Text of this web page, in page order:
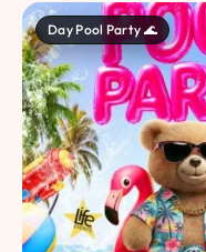
Day Pool Party 🌊